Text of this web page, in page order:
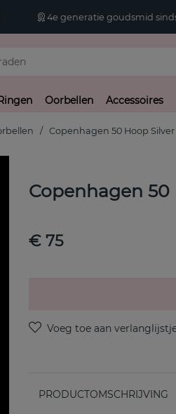
4e generatie goudsmid sinds
Oorbellen Accessoires
Copenhagen 50 Hoop Silver
Copenhagen 50
€ 75
PRODUCTOMSCHRIJVING